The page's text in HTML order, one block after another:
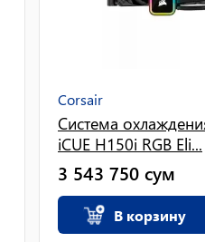
Corsair
Система
iCUE H150i RGB Eli...
3 543 750 сум
В корзину